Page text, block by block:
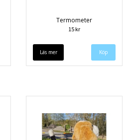
Termometer
15 kr
Läs mer